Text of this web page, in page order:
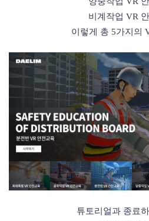
비계작업 VR
이렇게 총 5가지의
튜토리얼과 종료